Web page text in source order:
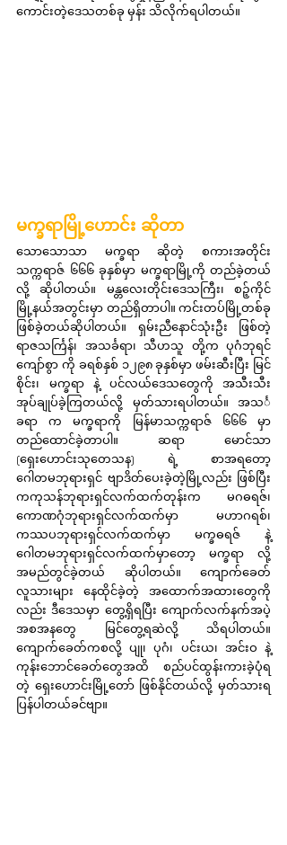
ကောင်းတဲ့ဒေသတစ်ခု မှန်း သိလိုက်ရပါတယ်။
မက္ခရာမြို့ဟောင်း ဆိုတာ
သောသောသာ မက္ခရာ ဆိုတဲ့ စကားအတိုင်း
သက္ကရာဇ် ၆၆၆ ခုနှစ်မှာ မက္ခရာမြို့ကို တည်ခဲ့တယ်
လို့ ဆိုပါတယ်။ မန္တလေးတိုင်းဒေသကြီး၊ စဉ့်ကိုင်
မြို့နယ်အတွင်းမှာ တည်ရှိတာပါ။ ကင်းတပ်မြို့တစ်ခု
ဖြစ်ခဲ့တယ်ဆိုပါတယ်။ ရှမ်းညီနောင်သုံးဦး ဖြစ်တဲ့
ရာဇသင်္ကြန်၊ အသင်္ခရာ၊ သီဟသူ တို့က ပုဂံဘုရင်
ကျော်စွာ ကို ခရစ်နှစ် ၁၂၉၈ ခုနှစ်မှာ ဖမ်းဆီးပြီး မြင်
စိုင်း၊ မက္ခရာ နဲ့ ပင်လယ်ဒေသတွေကို အသီးသီး
အုပ်ချုပ်ခဲ့ကြတယ်လို့ မှတ်သားရပါတယ်။ အသင်္
ခရာ က မက္ခရာကို မြန်မာသက္ကရာဇ် ၆၆၆ မှာ
တည်ထောင်ခဲ့တာပါ။ ဆရာ မောင်သာ
(ရှေးဟောင်းသုတေသန) ရဲ့ စာအရတော့
ဂေါတမဘုရားရှင် ဗျာဒိတ်ပေးခဲ့တဲ့မြို့လည်း ဖြစ်ပြီး
ကကုသန်ဘုရားရှင်လက်ထက်တုန်းက မဂဓရဇ်၊
ကောဏဂုံဘုရားရှင်လက်ထက်မှာ မဟာဂရစ်၊
ကဿပဘုရားရှင်လက်ထက်မှာ မက္ခဓရဇ် နဲ့
ဂေါတမဘုရားရှင်လက်ထက်မှာတော့ မက္ခရာ လို့
အမည်တွင်ခဲ့တယ် ဆိုပါတယ်။ ကျောက်ခေတ်
လူသားများ နေထိုင်ခဲ့တဲ့ အထောက်အထားတွေကို
လည်း ဒီဒေသမှာ တွေ့ရှိရပြီး ကျောက်လက်နက်အပဲ့
အစအနတွေ မြင်တွေ့ရဆဲလို့ သိရပါတယ်။
ကျောက်ခေတ်ကစလို့ ပျု၊ ပုဂံ၊ ပင်းယ၊ အင်းဝ နဲ့
ကုန်းဘောင်ခေတ်တွေအထိ စည်ပင်ထွန်းကားခဲ့ပုံရ
တဲ့ ရှေးဟောင်းမြို့တော် ဖြစ်နိုင်တယ်လို့ မှတ်သားရ
ပြန်ပါတယ်ခင်ဗျာ။